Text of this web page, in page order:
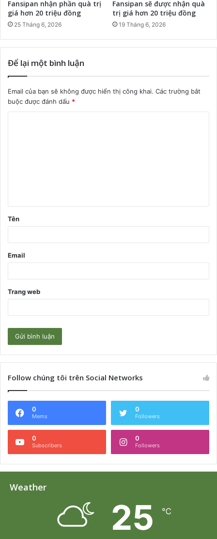
Fansipan nhận phần quà trị
giá hơn 20 triệu đồng
25 Tháng 6, 2026
Fansipan sẽ được nhận quà
trị giá hơn 20 triệu đồng
19 Tháng 6, 2026
Để lại một bình luận
Email của bạn sẽ không được hiển thị công khai. Các trường bắt
buộc được đánh dấu *
ậ
n
Tên
Email
Trang web
Follow chúng tôi trên Social Networks
0
Mems
0
Followers
0
Subscribers
0
Followers
Weather
25 ℃